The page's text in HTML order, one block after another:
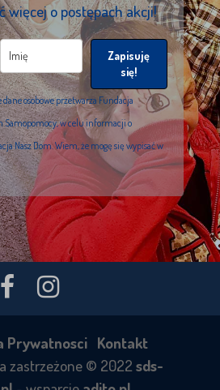
więcej o postępach akcji!
Zapisuję
się!
osobowe przetwarza Fundacja
Samopomocy, w celu informacji o
Nasz Dom. Wiem, że mogę się wypisać w
Prywatnosci Kontakt
zastrzeżone © 2022sds-